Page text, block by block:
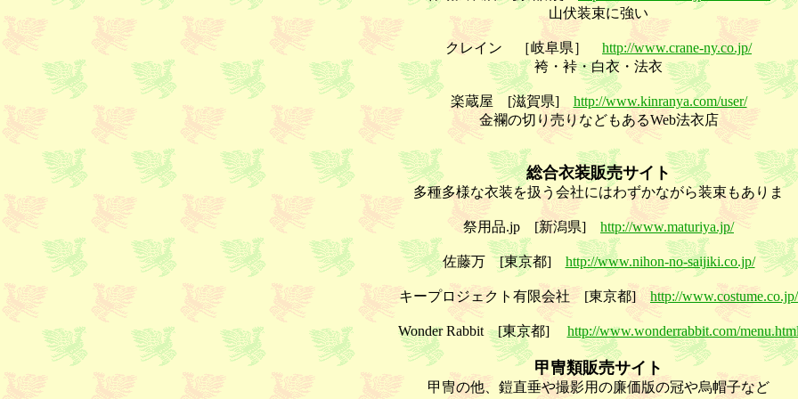
山伏装束に強い
クレイン ［岐阜県］ http://www.crane-ny.co.jp/
袴・裃・白衣・法衣
楽蔵屋 [滋賀県] http://www.kinranya.com/user/
金襴の切り売りなどもあるWeb法衣店
総合衣装販売サイト
多種多様な衣装を扱う会社にはわずかながら装束もありま
祭用品.jp [新潟県] http://www.maturiya.jp/
佐藤万 [東京都] http://www.nihon-no-saijiki.co.jp/
キープロジェクト有限会社 [東京都] http://www.costume.co.jp/
Wonder Rabbit [東京都] http://www.wonderrabbit.com/
甲冑類販売サイト
甲冑の他、鎧直垂や撮影用の廉価版の冠や烏帽子など